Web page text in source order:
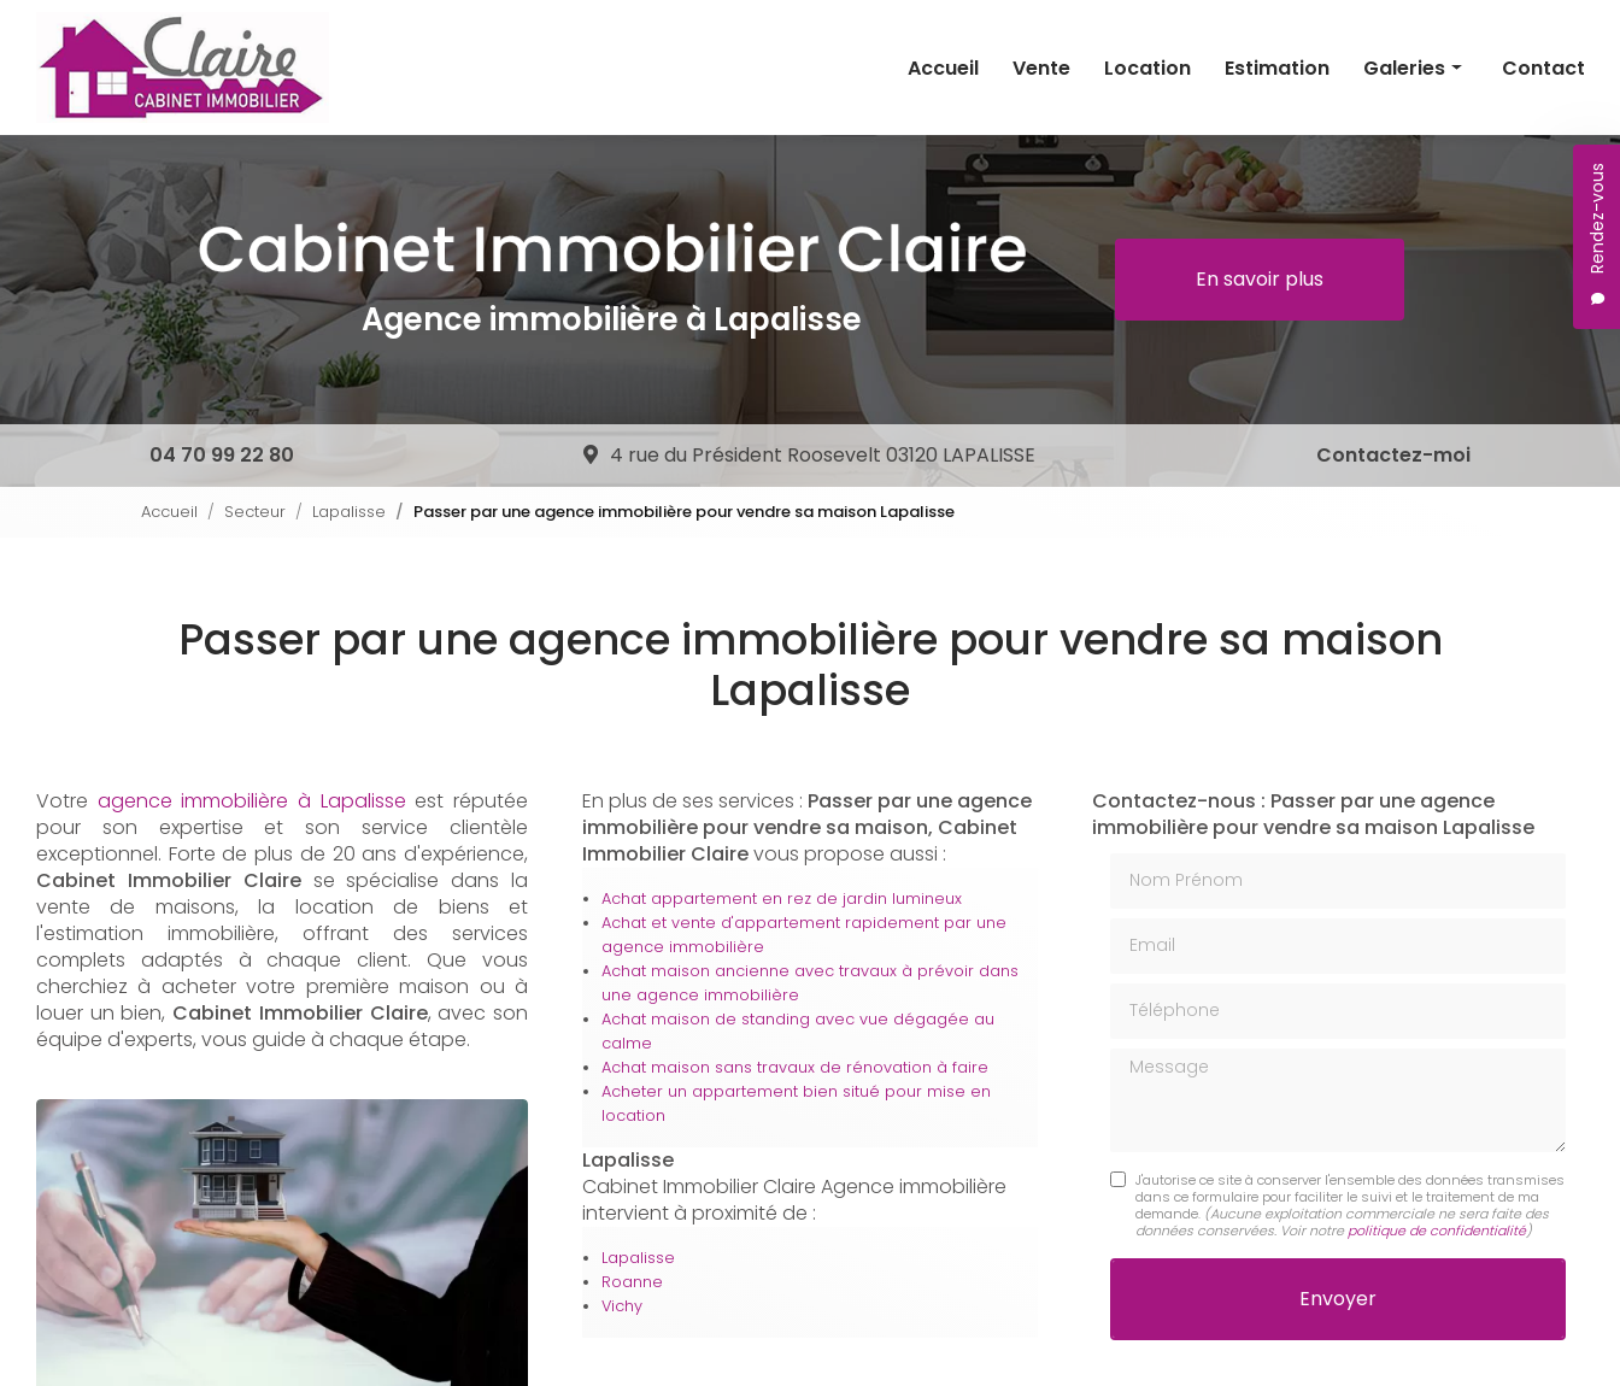
contenu
principal
Rendez-vous
Accueil Vente Location Estimation Galeries
Vente de biens immobiliers
Location de biens immobiliers
Contact
Agence immobilière à Lapalisse
En savoir plus
04 70 99 22 80 4 rue du Président Roosevelt 03120 LAPALISSE Contactez-moi
Accueil Secteur Lapalisse Passer par une agence immobilière pour vendre sa maison Lapalisse
Passer par une agence immobilière pour vendre sa maison
Lapalisse
Votre agence immobilière à Lapalisse est réputée
pour son expertise et son service clientèle
exceptionnel. Forte de plus de 20 ans d'expérience,
Cabinet Immobilier Clairese spécialise dans la
vente de maisons, la location de biens et
l'estimation immobilière, offrant des services
complets adaptés à chaque client. Que vous
cherchiez à acheter votre première maison ou à
louer un bien, Cabinet Immobilier Claire, avec son
équipe d'experts, vous guide à chaque étape.
En plus de ses services : Passer par une agence
immobilière pour vendre sa maison, Cabinet
Immobilier Clairevous propose aussi :
Achat appartement en rez de jardin lumineux
Achat et vente d'appartement rapidement par une
agence immobilière
Achat maison ancienne avec travaux à prévoir dans
une agence immobilière
Achat maison de standing avec vue dégagée au
calme
Achat maison sans travaux de rénovation à faire
Acheter un appartement bien situé pour mise en
location
Lapalisse
Cabinet Immobilier Claire Agence immobilière
intervient à proximité de :
Lapalisse
Roanne
Vichy
Contactez-nous : Passer par une agence
immobilière pour vendre sa maison Lapalisse
Message
J'autorise ce site à conserver l'ensemble des données transmises
dans ce formulaire pour faciliter le suivi et le traitement de ma
demande. (Aucune exploitation commerciale ne sera faite des
données conservées. Voir notre politique de confidentialité)